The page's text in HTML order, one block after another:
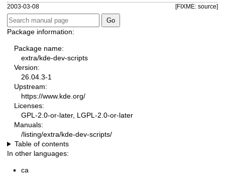
2003-03-08 [FIXME: source]
Package information:
Package name:
extra/kde-dev-scripts
Version:
26.04.3-1
Upstream:
https://www.kde.org/
Licenses:
GPL-2.0-or-later, LGPL-2.0-or-later
Manuals:
/listing/extra/kde-dev-scripts/
Table of contents
In other languages:
ca